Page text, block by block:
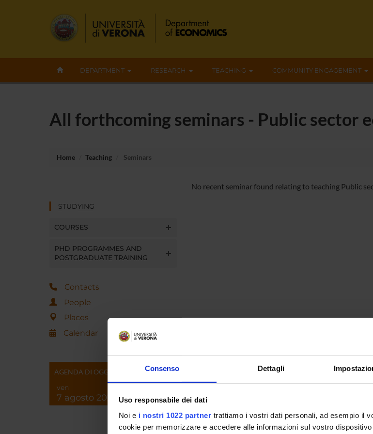
Consenso Dettagli
Uso responsabile dei dati
Noi e i nostri 1022 partner trattiamo i vostri dati personali, ad esempio il
cookie per memorizzare e accedere alle informazioni sul vostro
DEPARTMENT RESEARCH TEACHING COMMUNITY ENGAGEMENT
All forthcoming seminars - Public sector
Home Teaching Seminars
STUDYING
COURSES
PHD PROGRAMMES AND
POSTGRADUATE TRAINING
Contacts
People
Places
Calendar
AGENDA DI OGGI
ven
7 agosto 2026
No recent seminar found relating to teaching Public